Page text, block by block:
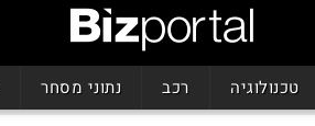
טכנולוגיה רכב נתוני מסחר